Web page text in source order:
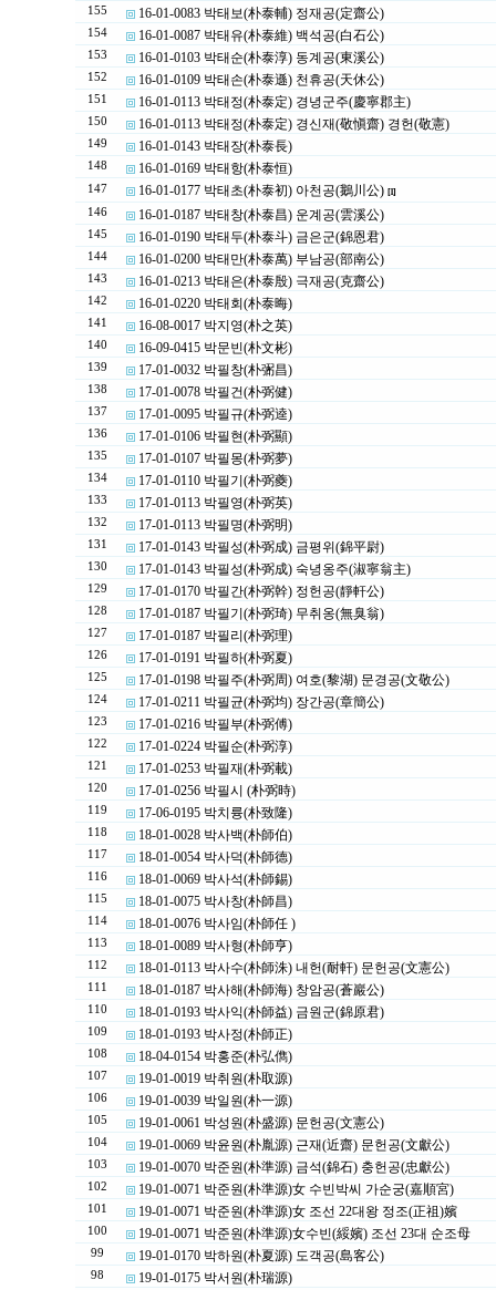
155 16-01-0083 박태보(朴泰輔) 정재공(定齋公)
154 16-01-0087 박태유(朴泰維) 백석공(白石公)
153 16-01-0103 박태순(朴泰淳) 동계공(東溪公)
152 16-01-0109 박태손(朴泰遜) 천휴공(天休公)
151 16-01-0113 박태정(朴泰定) 경녕군주(慶寧郡主)
150 16-01-0113 박태정(朴泰定) 경신재(敬愼齋) 경헌(敬憲)
149 16-01-0143 박태장(朴泰長)
148 16-01-0169 박태항(朴泰恒)
147 16-01-0177 박태초(朴泰初) 아천공(鵝川公) [1]
146 16-01-0187 박태창(朴泰昌) 운계공(雲溪公)
145 16-01-0190 박태두(朴泰斗) 금은군(錦恩君)
144 16-01-0200 박태만(朴泰萬) 부남공(部南公)
143 16-01-0213 박태은(朴泰殷) 극재공(克齋公)
142 16-01-0220 박태회(朴泰晦)
141 16-08-0017 박지영(朴之英)
140 16-09-0415 박문빈(朴文彬)
139 17-01-0032 박필창(朴弻昌)
138 17-01-0078 박필건(朴弼健)
137 17-01-0095 박필규(朴弼逵)
136 17-01-0106 박필현(朴弼顯)
135 17-01-0107 박필몽(朴弼夢)
134 17-01-0110 박필기(朴弼夔)
133 17-01-0113 박필영(朴弼英)
132 17-01-0113 박필명(朴弼明)
131 17-01-0143 박필성(朴弼成) 금평위(錦平尉)
130 17-01-0143 박필성(朴弼成) 숙녕옹주(淑寧翁主)
129 17-01-0170 박필간(朴弼幹) 정헌공(靜軒公)
128 17-01-0187 박필기(朴弼琦) 무취옹(無臭翁)
127 17-01-0187 박필리(朴弼理)
126 17-01-0191 박필하(朴弼夏)
125 17-01-0198 박필주(朴弼周) 여호(黎湖) 문경공(文敬公)
124 17-01-0211 박필균(朴弼均) 장간공(章簡公)
123 17-01-0216 박필부(朴弼傅)
122 17-01-0224 박필순(朴弼淳)
121 17-01-0253 박필재(朴弼載)
120 17-01-0256 박필시 (朴弼時)
119 17-06-0195 박치륭(朴致隆)
118 18-01-0028 박사백(朴師伯)
117 18-01-0054 박사덕(朴師德)
116 18-01-0069 박사석(朴師錫)
115 18-01-0075 박사창(朴師昌)
114 18-01-0076 박사임(朴師任 )
113 18-01-0089 박사형(朴師亨)
112 18-01-0113 박사수(朴師洙) 내헌(耐軒) 문헌공(文憲公)
111 18-01-0187 박사해(朴師海) 창암공(蒼巖公)
110 18-01-0193 박사익(朴師益) 금원군(錦原君)
109 18-01-0193 박사정(朴師正)
108 18-04-0154 박홍준(朴弘儁)
107 19-01-0019 박취원(朴取源)
106 19-01-0039 박일원(朴一源)
105 19-01-0061 박성원(朴盛源) 문헌공(文憲公)
104 19-01-0069 박윤원(朴胤源) 근재(近齋) 문헌공(文獻公)
103 19-01-0070 박준원(朴準源) 금석(錦石) 충헌공(忠獻公)
102 19-01-0071 박준원(朴準源)女 수빈박씨 가순궁(嘉順宮)
101 19-01-0071 박준원(朴準源)女 조선 22대왕 정조(正祖)嬪
100 19-01-0071 박준원(朴準源)女수빈(綏嬪) 조선 23대 순조母
99 19-01-0170 박하원(朴夏源) 도객공(島客公)
98 19-01-0175 박서원(朴瑞源)